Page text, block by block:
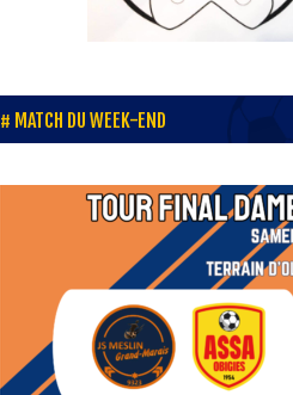
MATCH DU WEEK-END